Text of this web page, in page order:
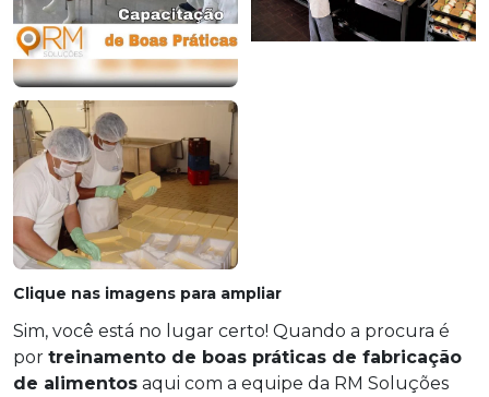
Clique nas imagens para ampliar
Sim, você está no lugar certo! Quando a procura é
por treinamento de boas práticas de fabricação
de alimentos aqui com a equipe da RM Soluções